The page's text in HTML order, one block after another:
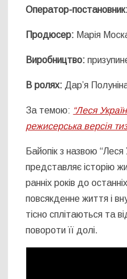
Оператор-постановник:
Продюсер: Марія
Виробництво:
В ролях: Дар’я
За темою: “Леся
режисерська версія
Байопік з назвою “Леся
представляє історію
ранніх років до
повсякденне життя і
тісно сплітаються та
повороти її долі.